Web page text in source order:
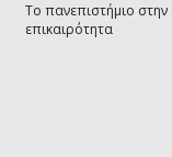
Το πανεπιστήμιο στην
επικαιρότητα